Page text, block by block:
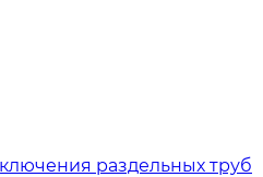
раздельных труб